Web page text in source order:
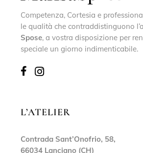
Competenza, Cortesia e
le qualità che contraddistinguono
Spose, a vostra disposizione per
speciale un giorno indimenticabile.
L’ATELIER
Contrada Sant’Onofrio, 58,
66034 Lanciano (CH)